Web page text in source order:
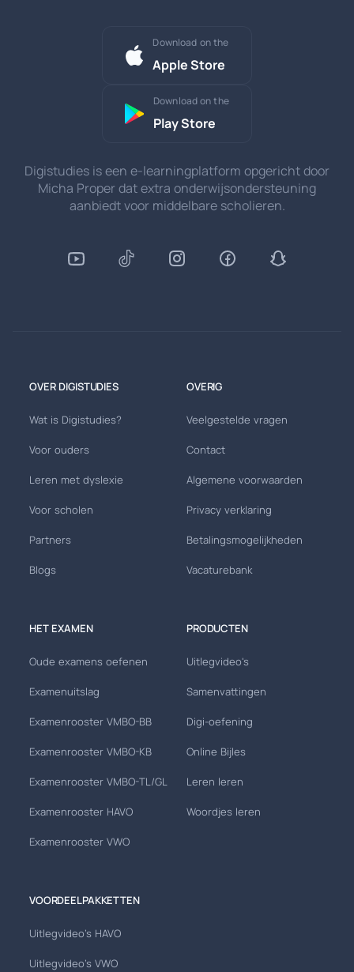
Download on the
Apple Store
Download on the
Play Store
Digistudies is een e-learningplatform opgericht door
Micha Proper dat extra onderwijsondersteuning
aanbiedt voor middelbare scholieren.
OVER DIGISTUDIES
Wat is Digistudies?
Voor ouders
Leren met dyslexie
Voor scholen
Partners
Blogs
OVERIG
Veelgestelde vragen
Contact
Algemene voorwaarden
Privacy verklaring
Betalingsmogelijkheden
Vacaturebank
HET EXAMEN
Oude examens oefenen
Examenuitslag
Examenrooster VMBO-BB
Examenrooster VMBO-KB
Examenrooster VMBO-TL/GL
Examenrooster HAVO
Examenrooster VWO
PRODUCTEN
Uitlegvideo's
Samenvattingen
Digi-oefening
Online Bijles
Leren leren
Woordjes leren
VOORDEELPAKKETTEN
Uitlegvideo's HAVO
Uitlegvideo's VWO